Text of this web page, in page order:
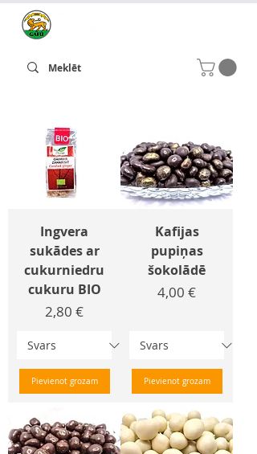
Ingvera
sukādes ar
cukurniedru
cukuru BIO
Cena
2,80 €
Pievienot grozam
Kafijas
pupiņas
šokolādē
Cena
4,00 €
Pievienot grozam